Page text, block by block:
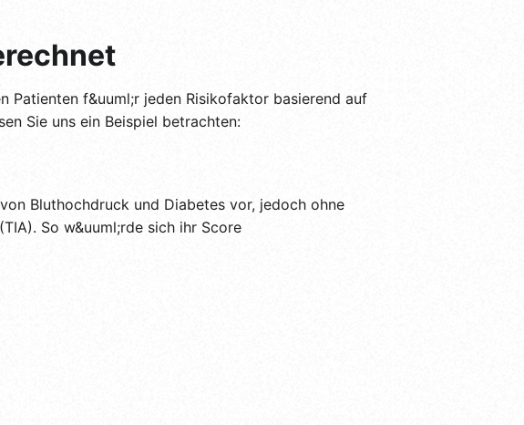
Patienten f&uuml;r jeden Risikofaktor basierend auf
Sie uns ein Beispiel betrachten:
Bluthochdruck und Diabetes vor, jedoch ohne
So w&uuml;rde sich ihr Score